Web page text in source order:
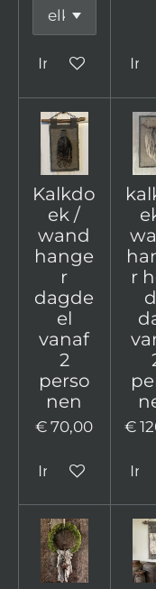
In winkelwagen
In
Kalkdo
ek /
wand
hange
r
dagde
el
vanaf
2
perso
nen
€ 70,00
In winkelwagen
r
€
In